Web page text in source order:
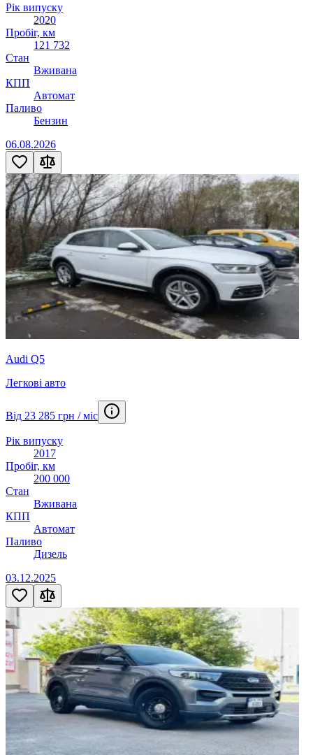
Рік випуску
2020
Пробіг, км
121 732
Стан
Вживана
КПП
Автомат
Паливо
Бензин
06.08.2026
Audi Q5
Легкові авто
Від 23 285 грн / міс
Рік випуску
2017
Пробіг, км
200 000
Стан
Вживана
КПП
Автомат
Паливо
Дизель
03.12.2025